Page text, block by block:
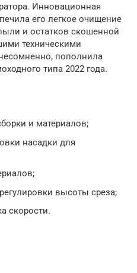
Инновационная
его легкое очищение
и остатков скошенной
техническими
пополнила
типа 2022 года.
и материалов;
насадки для
высоты среза;
скорости.